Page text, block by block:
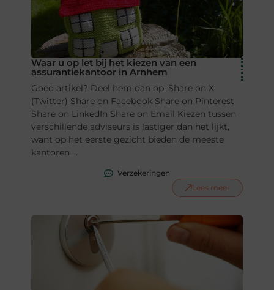
Waar u op let bij het kiezen van een
assurantiekantoor in Arnhem
Goed artikel? Deel hem dan op: Share on X
(Twitter) Share on Facebook Share on Pinterest
Share on LinkedIn Share on Email Kiezen tussen
verschillende adviseurs is lastiger dan het lijkt,
want op het eerste gezicht bieden de meeste
kantoren ...
Verzekeringen
Lees meer